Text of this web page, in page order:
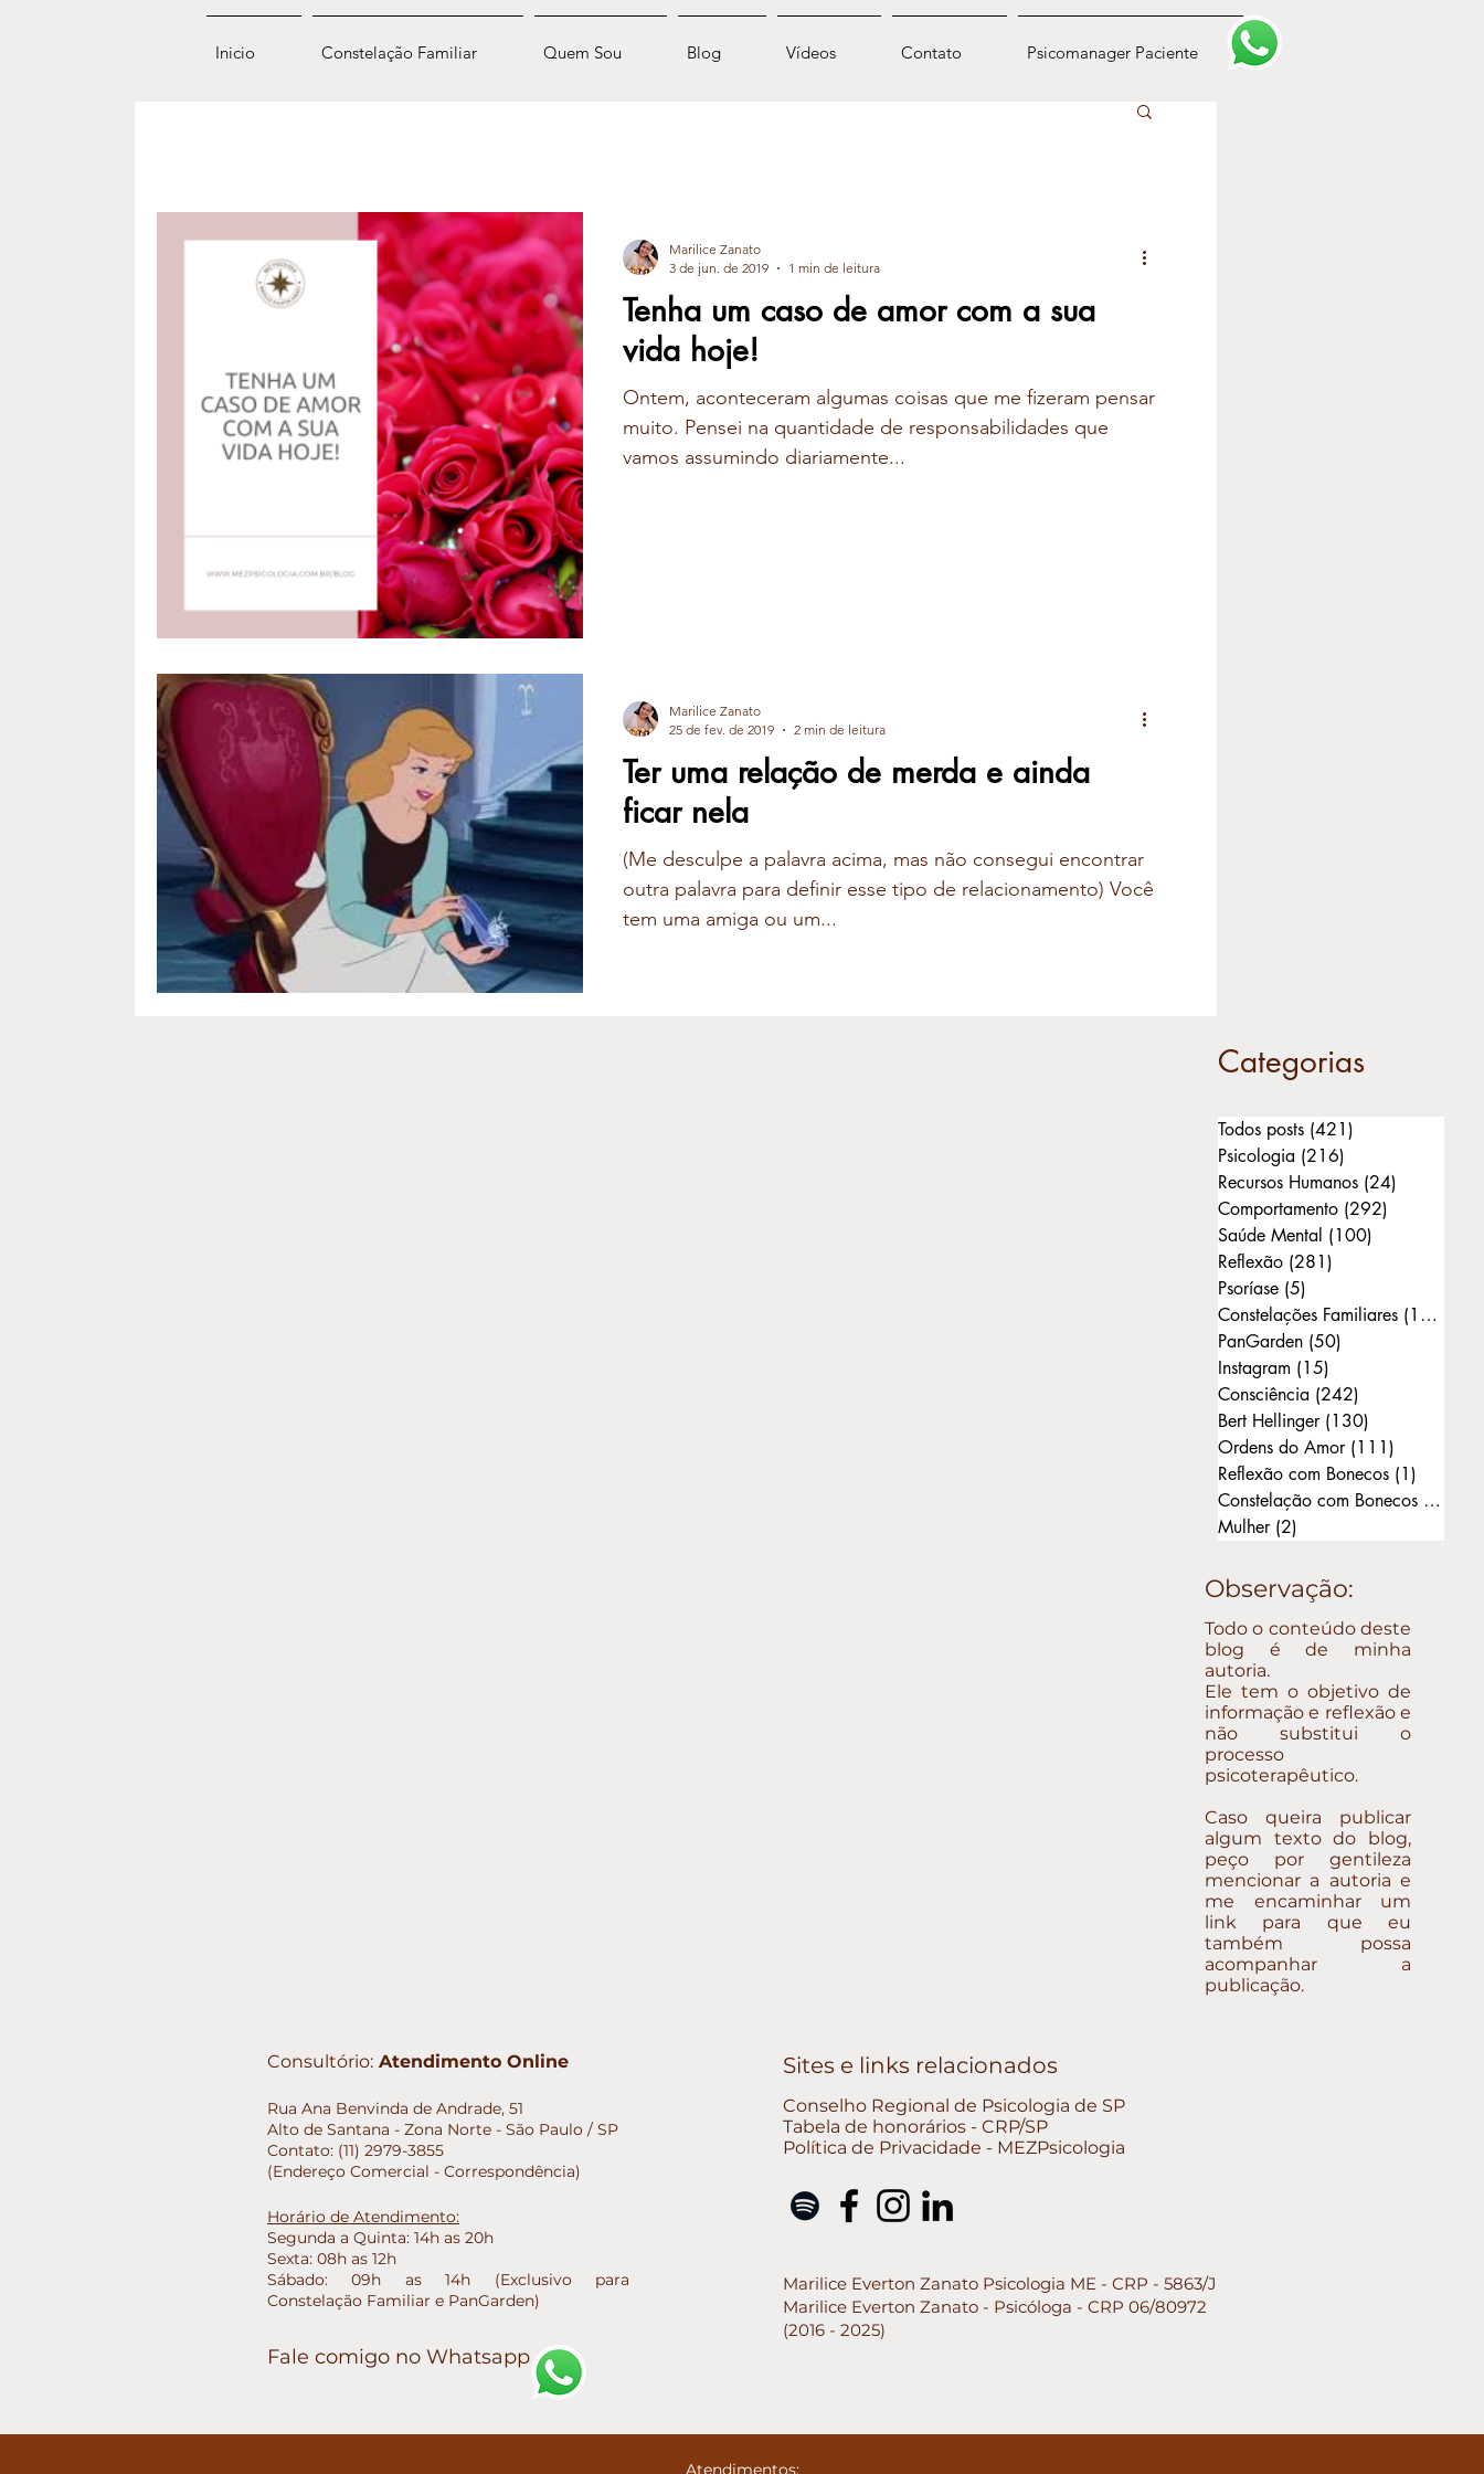
Inicio Constelação Familiar Quem Sou Blog Vídeos Contato Psicomanager Paciente
Tenha um caso de amor com a sua
vida hoje!
Ontem, aconteceram algumas coisas que me fizeram pensar
muito. Pensei na quantidade de responsabilidades que
vamos assumindo diariamente...
Marilice Zanato
3 de jun. de 2019
1 min de leitura
Ter uma relação de merda e ainda
ficar nela
(Me desculpe a palavra acima, mas não consegui encontrar
outra palavra para definir esse tipo de relacionamento) Você
tem uma amiga ou um...
Marilice Zanato
25 de fev. de 2019
2 min de leitura
Categorias
Todos posts (421)
Psicologia (216)
Recursos Humanos (24)
Comportamento (292)
Saúde Mental (100)
Reflexão (281)
Psoríase (5)
Constelações Familiares (168)
PanGarden (50)
Instagram (15)
Consciência (242)
Bert Hellinger (130)
Ordens do Amor (111)
Reflexão com Bonecos (1)
Constelação com Bonecos (11)
Mulher (2)
Observação:
Todo o conteúdo deste
blog é de minha
autoria.
Ele tem o objetivo de
informação e reflexão e
não substitui o
processo
psicoterapêutico.
Caso queira publicar
algum texto do blog,
peço por gentileza
mencionar a autoria e
me encaminhar um
link para que eu
também possa
acompanhar a
publicação.
Consultório: Atendimento Online
Rua Ana Benvinda de Andrade, 51
Alto de Santana - Zona Norte - São Paulo / SP
Contato: (11) 2979-3855
(Endereço Comercial - Correspondência)
Horário de Atendimento:
Segunda a Quinta: 14h as 20h
Sexta: 08h as 12h
Sábado: 09h as 14h (Exclusivo para
Constelação Familiar e PanGarden)
Fale comigo no Whatsapp
Sites e links relacionados
Conselho Regional de Psicologia de SP
Tabela de honorários - CRP/SP
Política de Privacidade - MEZPsicologia
Marilice Everton Zanato Psicologia ME - CRP - 5863/J
Marilice Everton Zanato - Psicóloga - CRP 06/80972
(2016 - 2025)
Atendimentos: